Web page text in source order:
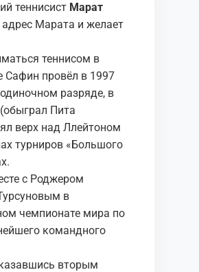
теннисист Марат
Марата и желает
теннисом в
Сафин провёл в 1997
разряде, в
Пита
верх над Ллейтоном
турниров «Большого
с Роджером
в
чемпионате мира по
командного
вторым